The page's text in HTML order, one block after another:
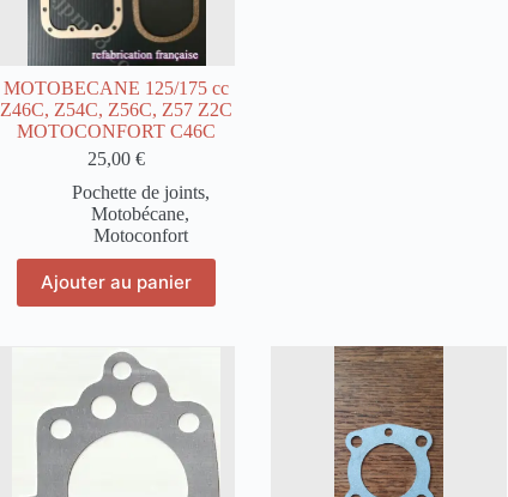
MOTOBECANE 125/175 cc
Z46C, Z54C, Z56C, Z57 Z2C
MOTOCONFORT C46C
25,00€
Pochette de joints,
Motobécane,
Motoconfort
Ajouter au panier